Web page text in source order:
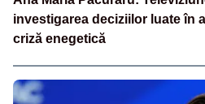
investigarea deciziilor luate în
criză enegetică